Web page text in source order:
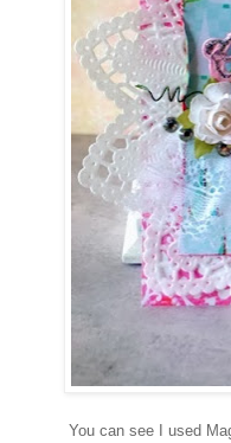
You can see I used